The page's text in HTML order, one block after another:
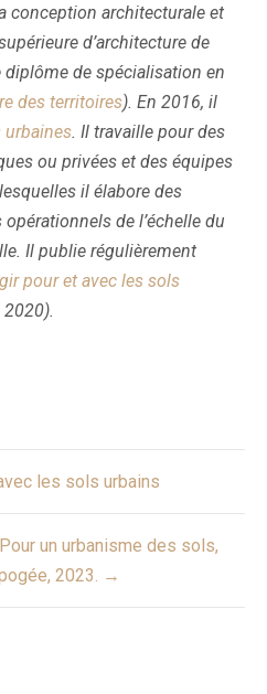
conception architecturale et
d’architecture de
de spécialisation en
des territoires). En 2016, il
urbaines. Il travaille pour des
ou privées et des équipes
il élabore des
de l’échelle du
Il publie régulièrement
pour et avec les sols
les sols urbains
un urbanisme des sols,
2023. →